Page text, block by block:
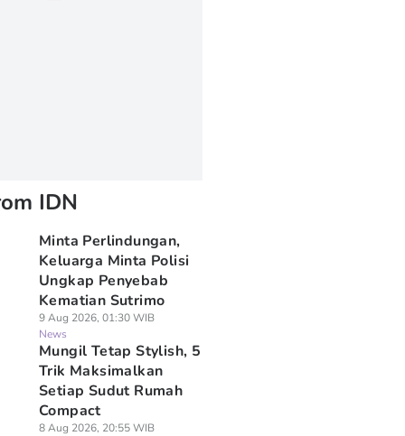
IDN
Minta Perlindungan,
Keluarga Minta Polisi
Ungkap Penyebab
Kematian Sutrimo
9 Aug 2026, 01:30 WIB
News
Mungil Tetap Stylish, 5
Trik Maksimalkan
Setiap Sudut Rumah
Compact
8 Aug 2026, 20:55 WIB